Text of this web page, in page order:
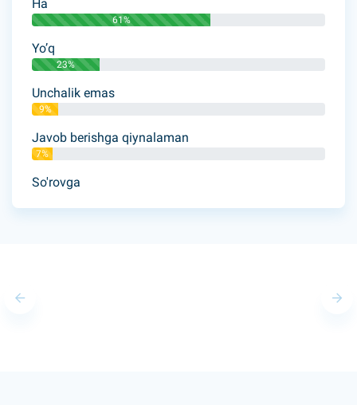
Ha
61%
Yo’q
23%
Unchalik emas
9%
Javob berishga qiynalaman
7%
So'rovga